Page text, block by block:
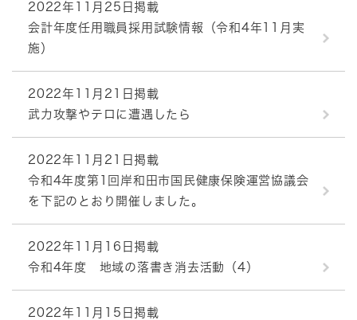
2022年11月25日掲載
会計年度任用職員採用試験情報（令和4年11月実
施）
2022年11月21日掲載
武力攻撃やテロに遭遇したら
2022年11月21日掲載
令和4年度第1回岸和田市国民健康保険運営協議会
を下記のとおり開催しました。
2022年11月16日掲載
令和4年度 地域の落書き消去活動（4）
2022年11月15日掲載